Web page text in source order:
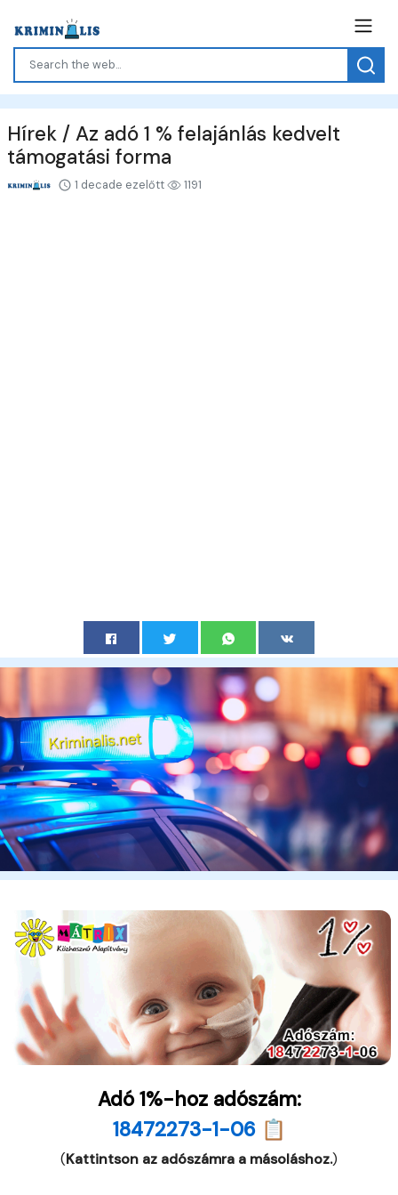
Hírek / Az adó 1 % felajánlás kedvelt
támogatási forma
1 decade ezelőtt 1191
Adó 1%-hoz adószám:
18472273-1-06 📋
(Kattintson az adószámra a másoláshoz.)